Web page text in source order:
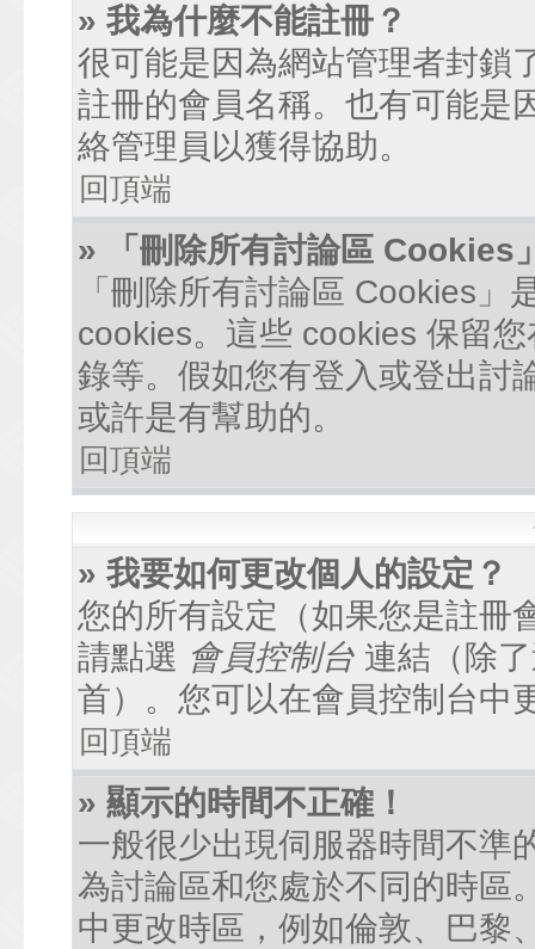
» 我為什麼不能註冊？
很可能是因為網站管理者封鎖
註冊的會員名稱。也有可能是
絡管理員以獲得協助。
回頂端
» 「刪除所有討論區 Cookies
「刪除所有討論區 Cookies
cookies。這些 cookies 保留
錄等。假如您有登入或登出討
或許是有幫助的。
回頂端
» 我要如何更改個人的設定？
您的所有設定（如果您是註冊
請點選 會員控制台 連結（除
首）。您可以在會員控制台中
回頂端
» 顯示的時間不正確！
一般很少出現伺服器時間不準
為討論區和您處於不同的時區
中更改時區，例如倫敦、巴黎